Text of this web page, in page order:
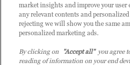
market insights and improve your
any relevant contents and
rejecting we will show you the same
personalized marketing ads.
By clicking on "Accept all"you agree
reading of information on your end